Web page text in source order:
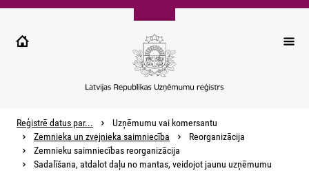
Pārlekt
galveno
Reģistrē datus par...
Uzņēmumu vai komersantu
Zemnieka un zvejnieka saimniecība
Reorganizācija
Zemnieku saimniecības reorganizācija
Sadalīšana, atdalot daļu no mantas, veidojot jaunu uzņēmumu